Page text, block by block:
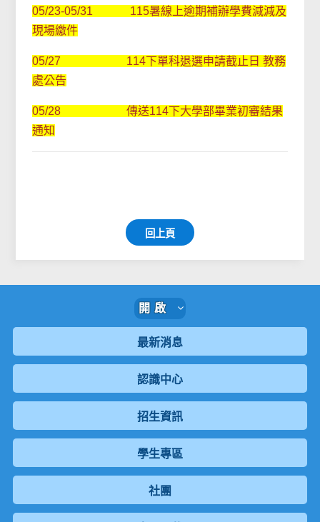
05/23-05/31 115暑線上逾期補辦學費減減及
現場繳件
05/27 114下單科退選申請截止日 教務
處公告
05/28 傳送114下大學部畢業初審結果
通知
回上頁
開啟
最新消息
認識中心
招生資訊
學生專區
社團